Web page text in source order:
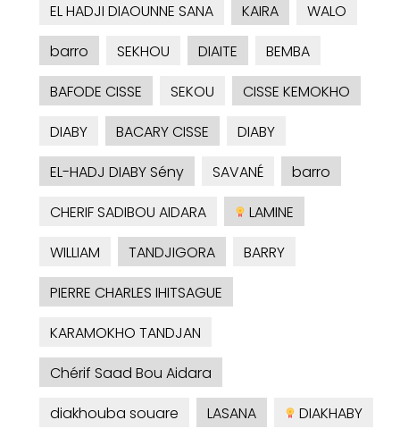
EL HADJI DIAOUNNE SANA
KAIRA
WALO
barro
SEKHOU DIAITE
BEMBA
BAFODE CISSE
SEKOU
CISSE KEMOKHO
DIABY
BACARY CISSE
DIABY
EL-HADJ DIABY Sény
SAVANÉ
barro
CHERIF SADIBOU AIDARA
LAMINE
WILLIAM
TANDJIGORA
BARRY
PIERRE CHARLES IHITSAGUE
KARAMOKHO TANDJAN
Chérif Saad Bou Aidara
diakhouba souare
LASANA
DIAKHABY